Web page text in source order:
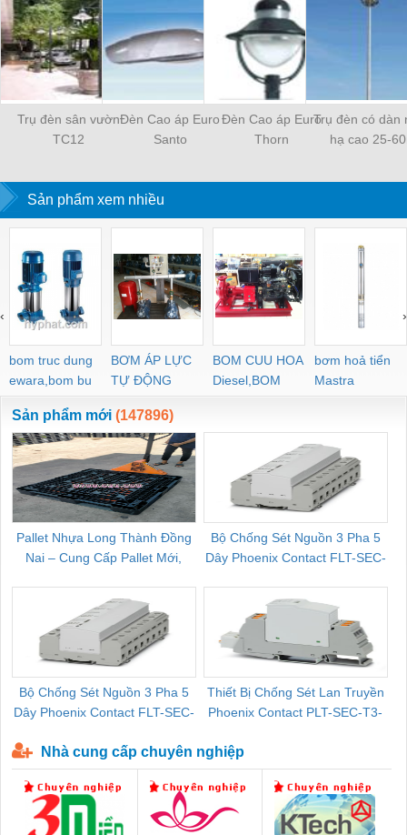
Trụ đèn sân vườn
TC12
Đèn Cao áp Euro
Santo
Đèn Cao áp Euro
Thorn
Trụ đèn có dàn
hạ cao 25-
Sản phẩm xem nhiều
bom truc dung
ewara,bom bu
ewara
BƠM ÁP LỰC
TỰ ĐỘNG
BOM CUU HOA
Diesel,BOM
CHUA CHAY
bơm hoả tiển
Mastra
‹ ›
Sản phẩm mới (147896)
Pallet Nhựa Long Thành Đồng
Nai – Cung Cấp Pallet Mới,
Bộ Chống Sét Nguồn 3 Pha 5
Dây Phoenix Contact FLT-SEC-
Bộ Chống Sét Nguồn 3 Pha 5
Dây Phoenix Contact FLT-SEC-
Thiết Bị Chống Sét Lan Truyền
Phoenix Contact PLT-SEC-T3-
Nhà cung cấp chuyên nghiệp